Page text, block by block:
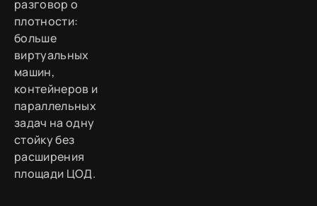
разговор о
плотности:
больше
виртуальных
машин,
контейнеров и
параллельных
задач на одну
стойку без
расширения
площади ЦОД.